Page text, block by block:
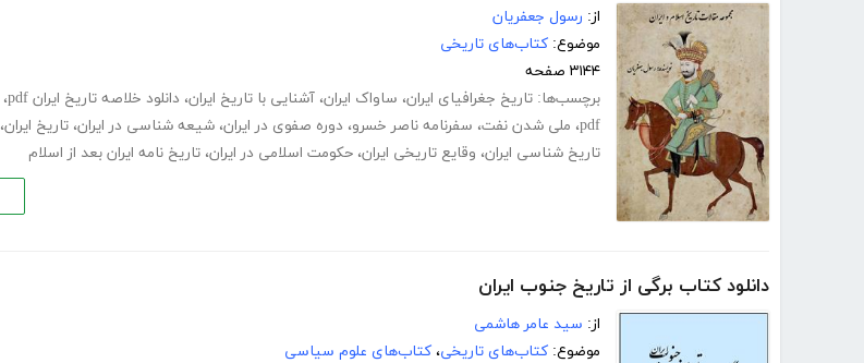
از: رسول جعفریان
موضوع: کتاب‌های تاریخی
۳۱۴۴ صفحه
برچسب‌ها: تاریخ جغرافیای ایران، ساواک ایران، آشنایی با تاریخ ایران، دانلود خلاصه تاریخ ایران pdf ،
pdf، ملی شدن نفت، سفرنامه ناصر خسرو، دوره صفوی در ایران، شیعه شناسی در ایران، تاریخ ایران،
تاریخ شناسی ایران، وقایع تاریخی ایران، حکومت اسلامی در ایران، تاریخ نامه ایران بعد از اسلام
دانلود کتاب برگی از تاریخ جنوب ایران
از: سید عامر هاشمی
موضوع: کتاب‌های تاریخی، کتاب‌های علوم سیاسی